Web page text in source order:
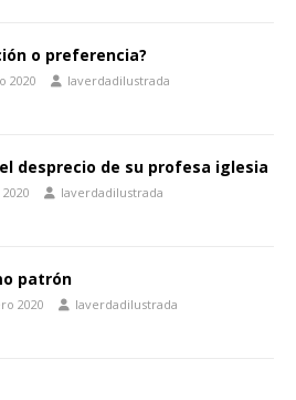
o preferencia?
2020 laverdadilustrada
desprecio de su profesa iglesia
laverdadilustrada
patrón
2020 laverdadilustrada